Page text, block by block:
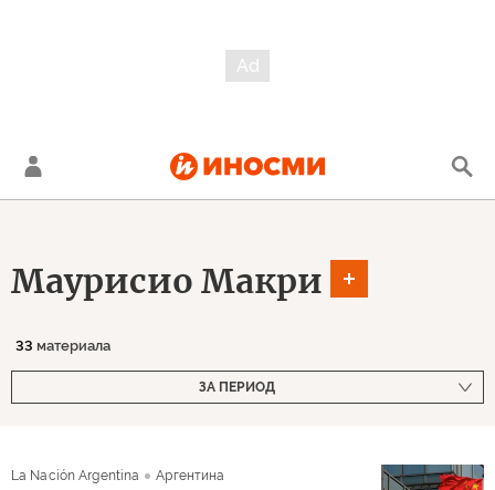
Маурисио Макри
33 материала
ЗА ПЕРИОД
La Nación Argentina Аргентина